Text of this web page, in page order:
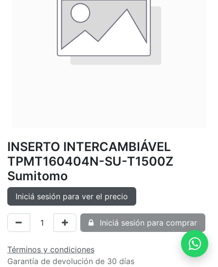
INSERTO INTERCAMBIÁVEL
TPMT160404N-SU-T1500Z
Sumitomo
Iniciá sesión para ver el precio
Iniciá sesión para comprar
Términos y condiciones
Garantía de devolución de 30 días